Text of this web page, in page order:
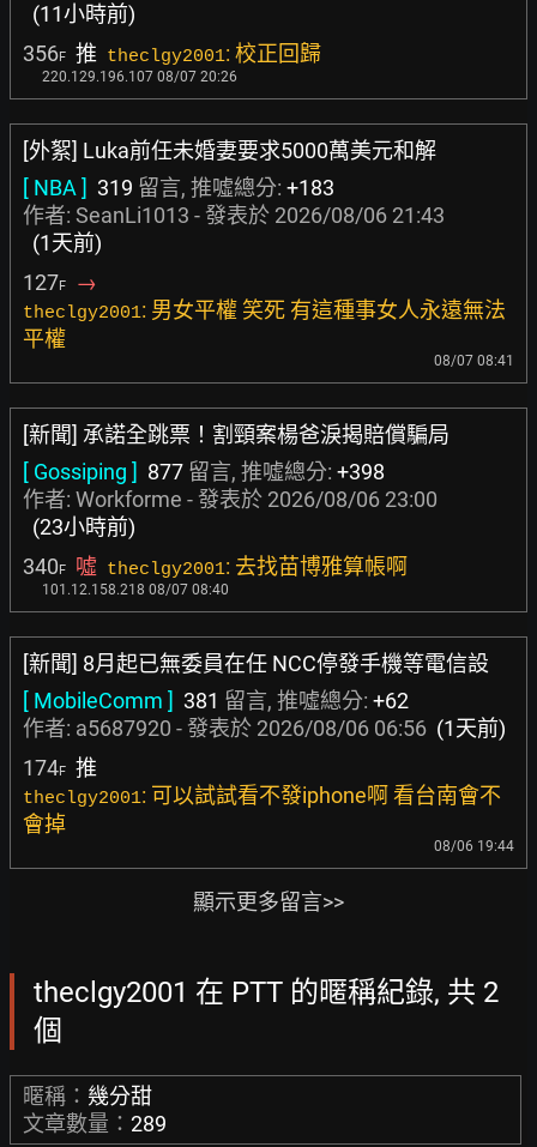
(11小時前)
356F 推 theclgy2001: 校正回歸
220.129.196.107 08/07 20:26
[外絮] Luka前任未婚妻要求5000萬美元和解
[ NBA ] 319 留言, 推噓總分: +183
作者: SeanLi1013 - 發表於 2026/08/06 21:43
(1天前)
127F →
theclgy2001: 男女平權 笑死 有這種事女人永遠無法
平權
08/07 08:41
[新聞] 承諾全跳票！割頸案楊爸淚揭賠償騙局
[ Gossiping ] 877 留言, 推噓總分: +398
作者: Workforme - 發表於 2026/08/06 23:00
(23小時前)
340F 噓 theclgy2001: 去找苗博雅算帳啊
101.12.158.218 08/07 08:40
[新聞] 8月起已無委員在任 NCC停發手機等電信設
[ MobileComm ] 381 留言, 推噓總分: +62
作者: a5687920 - 發表於 2026/08/06 06:56 (1天前)
174F 推
theclgy2001: 可以試試看不發iphone啊 看台南會不
會掉
08/06 19:44
顯示更多留言>>
theclgy2001 在 PTT 的暱稱紀錄, 共 2
個
暱稱： 幾分甜
文章數量： 289